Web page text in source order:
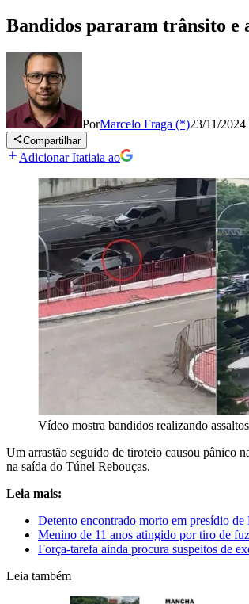
Bandidos pararam trânsito e
PorMarcelo Fraga (*)23/11/2024
Compartilhar
Adicionar Itatiaia ao
Vídeo mostra bandidos realizando
Um arrastão seguido de tiroteio causou pânico
na saída do Túnel Rebouças.
Leia mais:
Detento encontrado morto em presídio
Menino de 11 anos atingido por tiro de
Força-tarefa ainda procura suspeitos de
Leia também